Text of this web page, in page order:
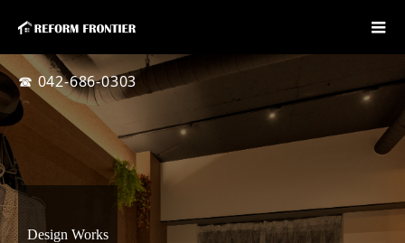
☎ 042-686-0303
Design Works